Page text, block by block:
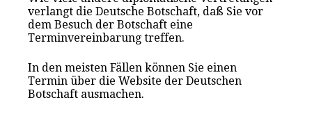
verlangt die Deutsche Botschaft, daß Sie vor
dem Besuch der Botschaft eine
Terminvereinbarung treffen.
In den meisten Fällen können Sie einen
Termin über die Website der Deutschen
Botschaft ausmachen.